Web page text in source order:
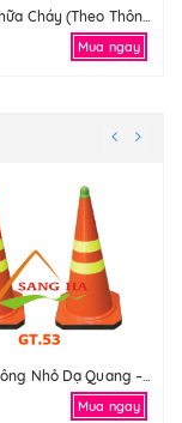
Găng Tay Chữa Cháy (Theo Thông Tư Số 48/2015)
Mua ngay
Cọc Giao Thông Nhỏ Dạ Quang – GT.53
Mua ngay